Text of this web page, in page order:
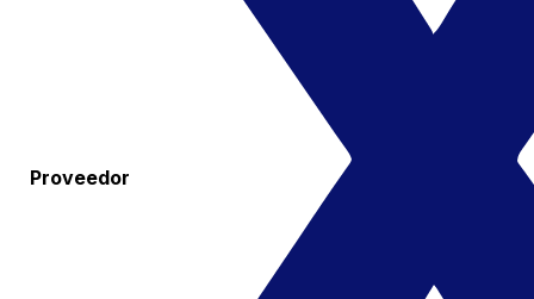
Proveedor